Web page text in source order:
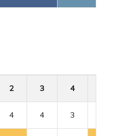
2 3 4
4 4 3